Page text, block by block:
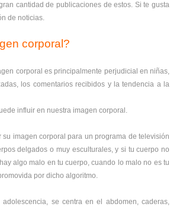
cantidad de publicaciones de estos. Si te gusta
de noticias.
corporal?
corporal es principalmente perjudicial en niñas,
los comentarios recibidos y la tendencia a la
influir en nuestra imagen corporal.
imagen corporal para un programa de televisión
delgados o muy esculturales, y si tu cuerpo no
algo malo en tu cuerpo, cuando lo malo no es tu
por dicho algoritmo.
se centra en el abdomen, caderas,